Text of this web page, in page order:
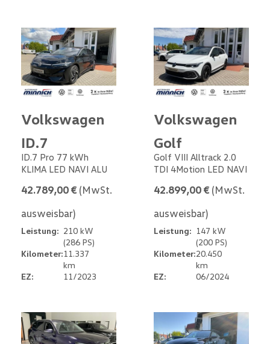
Volkswagen
ID.7
ID.7 Pro 77 kWh
KLIMA LED NAVI ALU
42.789,00 € (MwSt.
ausweisbar)
Leistung: 210 kW
(286 PS)
Kilometer:11.337
km
EZ:
11/2023
Volkswagen
Golf
Golf VIII Alltrack 2.0
TDI 4Motion LED NAVI
42.899,00 € (MwSt.
ausweisbar)
Leistung: 147 kW
(200 PS)
Kilometer:20.450
km
EZ:
06/2024